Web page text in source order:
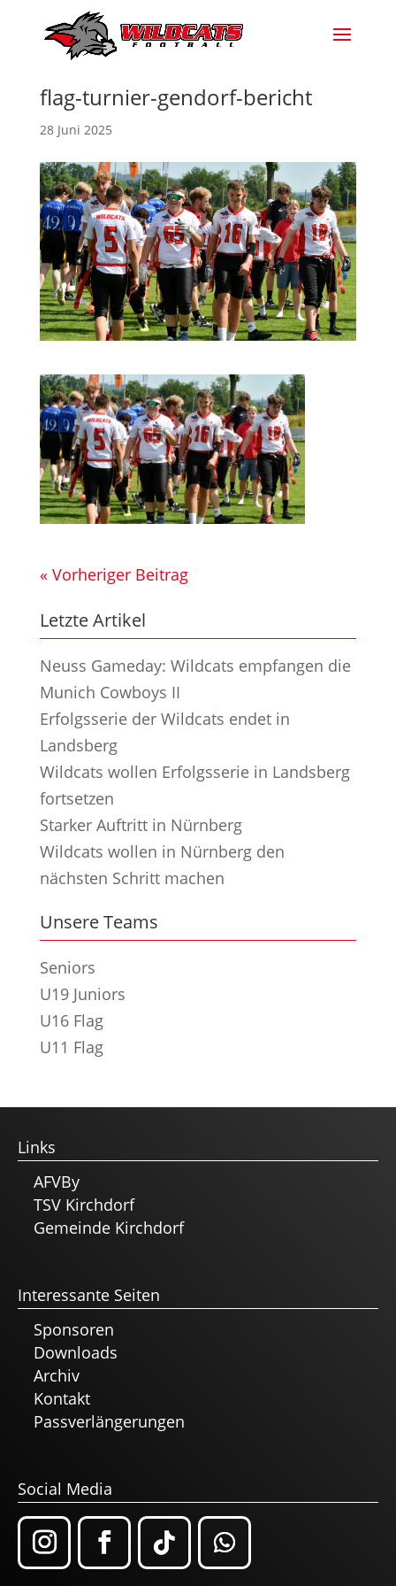
flag-turnier-gendorf-bericht
28 Juni 2025
« Vorheriger Beitrag
Letzte Artikel
Neuss Gameday: Wildcats empfangen die
Munich Cowboys II
Erfolgsserie der Wildcats endet in
Landsberg
Wildcats wollen Erfolgsserie in Landsberg
fortsetzen
Starker Auftritt in Nürnberg
Wildcats wollen in Nürnberg den
nächsten Schritt machen
Unsere Teams
Seniors
U19 Juniors
U16 Flag
U11 Flag
Links
AFVBy
TSV Kirchdorf
Gemeinde Kirchdorf
Interessante Seiten
Sponsoren
Downloads
Archiv
Kontakt
Passverlängerungen
Social Media